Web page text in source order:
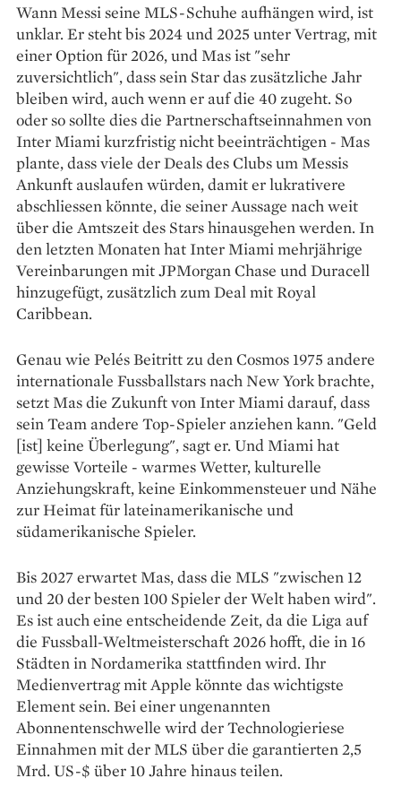
Wann Messi seine MLS-Schuhe aufhängen wird, ist
unklar. Er steht bis 2024 und 2025 unter Vertrag, mit
einer Option für 2026, und Mas ist "sehr
zuversichtlich", dass sein Star das zusätzliche Jahr
bleiben wird, auch wenn er auf die 40 zugeht. So
oder so sollte dies die Partnerschaftseinnahmen von
Inter Miami kurzfristig nicht beeinträchtigen - Mas
plante, dass viele der Deals des Clubs um Messis
Ankunft auslaufen würden, damit er lukrativere
abschliessen könnte, die seiner Aussage nach weit
über die Amtszeit des Stars hinausgehen werden. In
den letzten Monaten hat Inter Miami mehrjährige
Vereinbarungen mit JPMorgan Chase und Duracell
hinzugefügt, zusätzlich zum Deal mit Royal
Caribbean.
Genau wie Pelés Beitritt zu den Cosmos 1975 andere
internationale Fussballstars nach New York brachte,
setzt Mas die Zukunft von Inter Miami darauf, dass
sein Team andere Top-Spieler anziehen kann. "Geld
[ist] keine Überlegung", sagt er. Und Miami hat
gewisse Vorteile - warmes Wetter, kulturelle
Anziehungskraft, keine Einkommensteuer und Nähe
zur Heimat für lateinamerikanische und
südamerikanische Spieler.
Bis 2027 erwartet Mas, dass die MLS "zwischen 12
und 20 der besten 100 Spieler der Welt haben wird".
Es ist auch eine entscheidende Zeit, da die Liga auf
die Fussball-Weltmeisterschaft 2026 hofft, die in 16
Städten in Nordamerika stattfinden wird. Ihr
Medienvertrag mit Apple könnte das wichtigste
Element sein. Bei einer ungenannten
Abonnentenschwelle wird der Technologieriese
Einnahmen mit der MLS über die garantierten 2,5
Mrd. US-$ über 10 Jahre hinaus teilen.